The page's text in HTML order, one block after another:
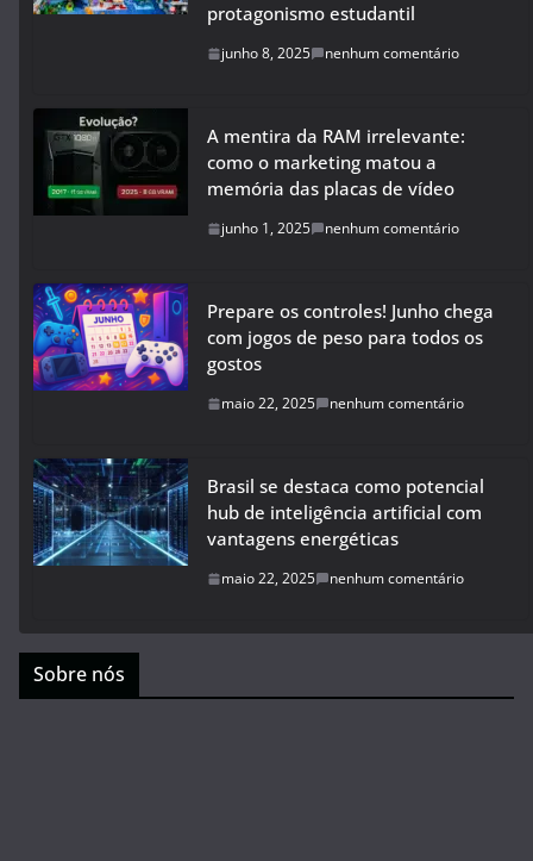
protagonismo estudantil
junho 8, 2025 nenhum comentário
A mentira da RAM irrelevante:
como o marketing matou a
memória das placas de vídeo
junho 1, 2025 nenhum comentário
Prepare os controles! Junho chega
com jogos de peso para todos os
gostos
maio 22, 2025 nenhum comentário
Brasil se destaca como potencial
hub de inteligência artificial com
vantagens energéticas
maio 22, 2025 nenhum comentário
Sobre nós